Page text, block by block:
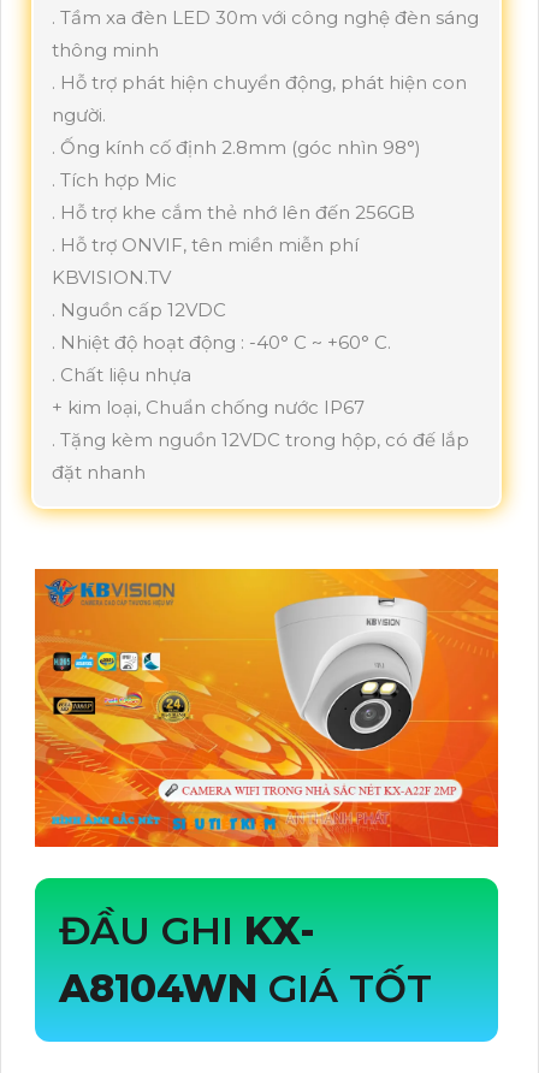
. Tầm xa đèn LED 30m với công nghệ đèn sáng
thông minh
. Hỗ trợ phát hiện chuyển động, phát hiện con
người.
. Ống kính cố định 2.8mm (góc nhìn 98°)
. Tích hợp Mic
. Hỗ trợ khe cắm thẻ nhớ lên đến 256GB
. Hỗ trợ ONVIF, tên miền miễn phí
KBVISION.TV
. Nguồn cấp 12VDC
. Nhiệt độ hoạt động : -40° C ~ +60° C.
. Chất liệu nhựa
+ kim loại, Chuẩn chống nước IP67
. Tặng kèm nguồn 12VDC trong hộp, có đế lắp
đặt nhanh
ĐẦU GHIKX-
A8104WNGIÁ TỐT